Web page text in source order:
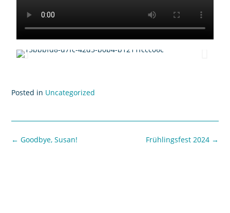
Posted in Uncategorized
Frühlingsfest 2024 →
← Goodbye, Susan!